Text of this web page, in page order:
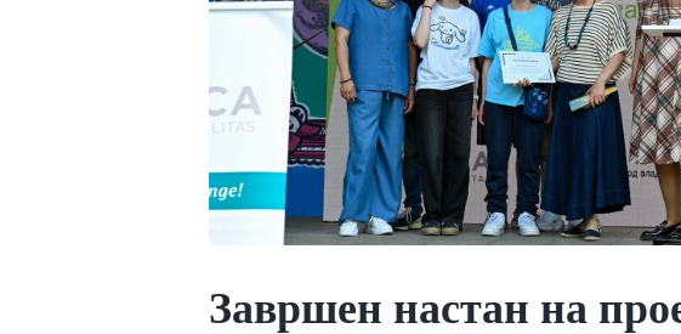
Завршен настан на